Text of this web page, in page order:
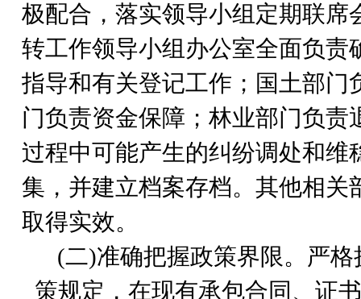
极配合，落实领导小组定期联
转工作领导小组办公室全面负
指导和有关登记工作；国土部
门负责资金保障；林业部门负
过程中可能产生的纠纷调处和
集，并建立档案存档。其他相
取得实效。
(二)准确把握政策界限。严
策规定，在现有承包合同、证